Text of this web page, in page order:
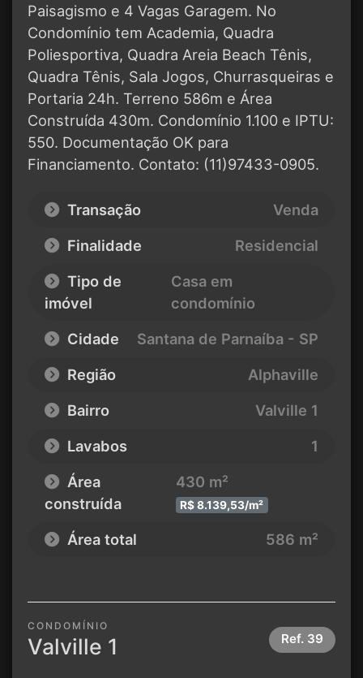
Paisagismo e 4 Vagas Garagem. No
Condomínio tem Academia, Quadra
Poliesportiva, Quadra Areia Beach Tênis,
Quadra Tênis, Sala Jogos, Churrasqueiras e
Portaria 24h. Terreno 586m e Área
Construída 430m. Condomínio 1.100 e IPTU:
550. Documentação OK para
Financiamento. Contato: (11)97433-0905.
Transação
Venda
Finalidade
Residencial
Tipo de
imóvel
Casa em
condomínio
Cidade
Santana de Parnaíba - SP
Região
Alphaville
Bairro
Valville 1
Lavabos
1
Área
construída
430 m²
R$ 8.139,53/m²
Área total 586 m²
CONDOMÍNIO
Valville 1 Ref. 39